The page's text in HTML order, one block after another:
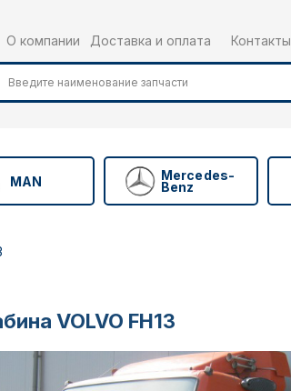
О компании Доставка и оплата Контакты
MAN Mercedes-
Benz
VOLVO FH13